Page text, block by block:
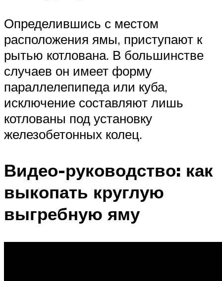
Определившись с местом
расположения ямы, приступают к
рытью котлована. В большинстве
случаев он имеет форму
параллелепипеда или куба,
исключение составляют лишь
котлованы под установку
железобетонных колец.
Видео-руководство: как
выкопать круглую
выгребную яму